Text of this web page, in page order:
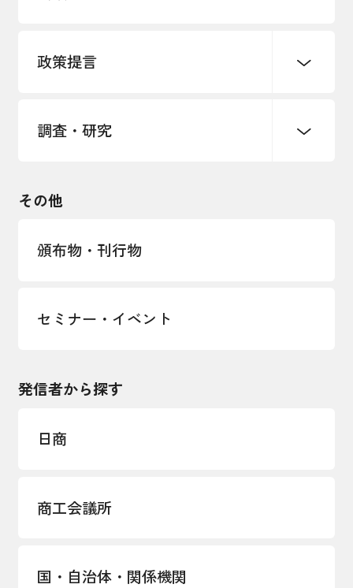
海外情報レポート
安全保障貿易管理・技術流出防止に関す
経営者保証に関するガイドライン
政策提言
中小企業経営
国土強靭化・社会基盤整備・震災復興
調査・研究
LOBO調査
その他
頒布物・刊行物
セミナー・イベント
発信者から探す
日商
商工会議所
国・自治体・関係機関